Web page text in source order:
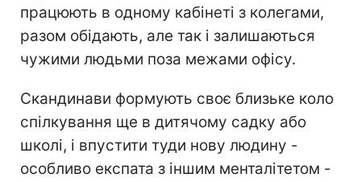
працюють в одному кабінеті з колегами,
разом обідають, але так і залишаються
чужими людьми поза межами офісу.
Скандинави формують своє близьке коло
спілкування ще в дитячому садку або
школі, і впустити туди нову людину -
особливо експата з іншим менталітетом -